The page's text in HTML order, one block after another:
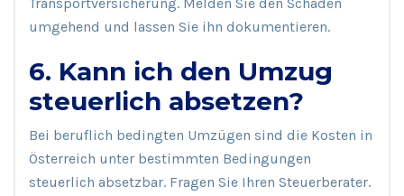
umgehend und lassen Sie ihn dokumentieren.
6. Kann ich den Umzug
steuerlich absetzen?
Bei beruflich bedingten Umzügen sind die Kosten in
Österreich unter bestimmten Bedingungen
steuerlich absetzbar. Fragen Sie Ihren Steuerberater.